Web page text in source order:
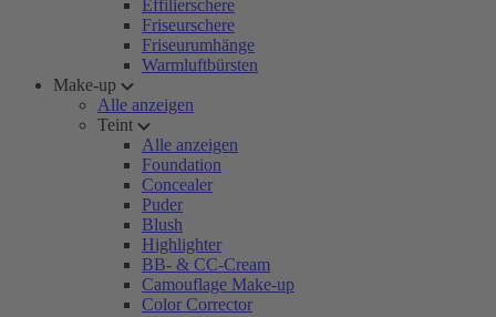
Effilierschere
Friseurschere
Friseurumhänge
Warmluftbürsten
Make-up
Alle anzeigen
Teint
Alle anzeigen
Foundation
Concealer
Puder
Blush
Highlighter
BB- & CC-Cream
Camouflage Make-up
Color Corrector